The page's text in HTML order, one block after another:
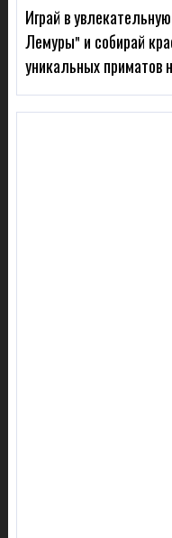
Играй в
Лемуры" и собирай
уникальных приматов